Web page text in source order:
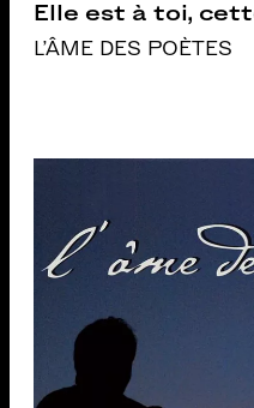
Elle est à toi,
L'ÂME DES POÈTES